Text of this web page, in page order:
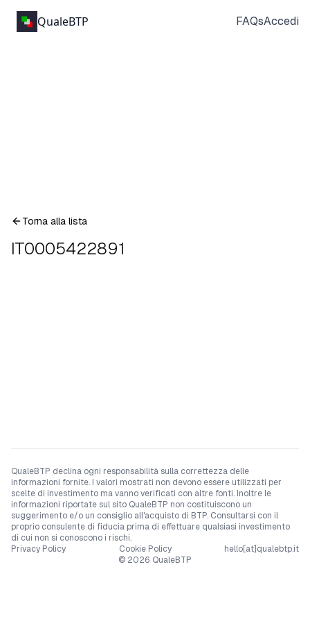
QualeBTP FAQsAccedi
Torna alla lista
IT0005422891
QualeBTP declina ogni responsabilità sulla correttezza delle
informazioni fornite. I valori mostrati non devono essere utilizzati per
scelte di investimento ma vanno verificati con altre fonti. Inoltre le
informazioni riportate sul sito QualeBTP non costituiscono un
suggerimento e/o un consiglio all'acquisto di BTP. Consultarsi con il
proprio consulente di fiducia prima di effettuare qualsiasi investimento
di cui non si conoscono i rischi.
Privacy Policy
Cookie Policy
hello[at]qualebtp.it
© 2026 QualeBTP